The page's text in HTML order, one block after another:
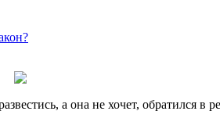
а она не хочет, обратился в